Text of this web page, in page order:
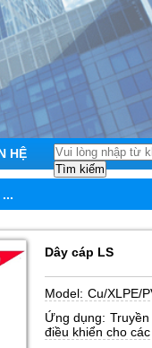
HỆ
Dây cáp LS
Model: Cu/XLPE/
Ứng dụng:
điều khiển cho các